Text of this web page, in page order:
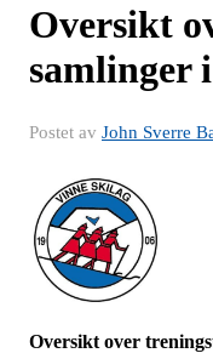
Oversikt
samlinger
Postet av John Sverre
Oversikt over